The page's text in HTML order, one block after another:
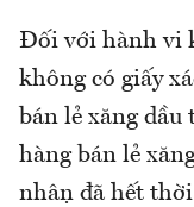
Đối với hành vi
không có giấy
bán lẻ xăng
hàng bán lẻ
nhận đã hết